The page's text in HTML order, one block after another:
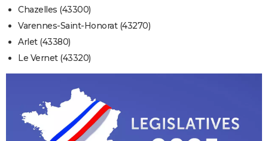
Chazelles (43300)
Varennes-Saint-Honorat (43270)
Arlet (43380)
Le Vernet (43320)